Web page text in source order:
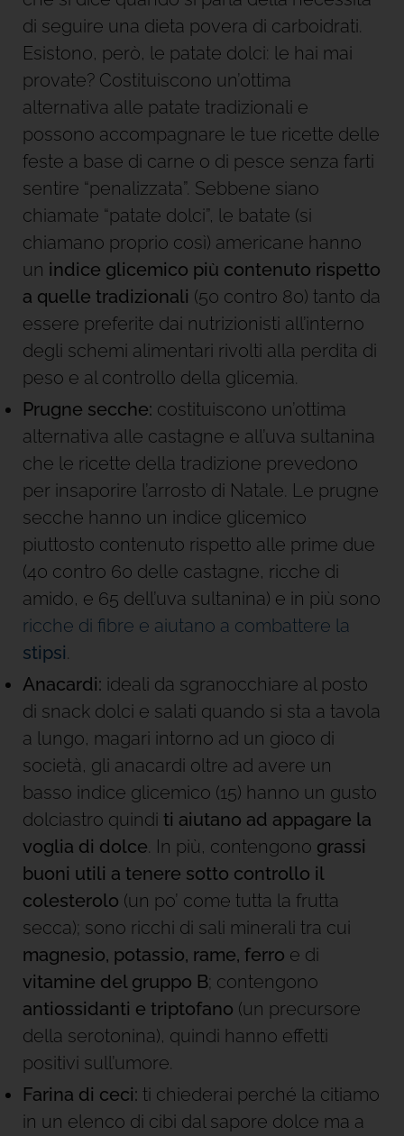
di seguire una dieta povera di carboidrati.
Esistono, però, le patate dolci: le hai mai
provate? Costituiscono un’ottima
alternativa alle patate tradizionali e
possono accompagnare le tue ricette delle
feste a base di carne o di pesce senza farti
sentire “penalizzata”. Sebbene siano
chiamate “patate dolci”, le batate (si
chiamano proprio così) americane hanno
un indice glicemico più contenuto rispetto
a quelle tradizionali (50 contro 80) tanto da
essere preferite dai nutrizionisti all’interno
degli schemi alimentari rivolti alla perdita di
peso e al controllo della glicemia.
Prugne secche: costituiscono un’ottima
alternativa alle castagne e all’uva sultanina
che le ricette della tradizione prevedono
per insaporire l’arrosto di Natale. Le prugne
secche hanno un indice glicemico
piuttosto contenuto rispetto alle prime due
(40 contro 60 delle castagne, ricche di
amido, e 65 dell’uva sultanina) e in più sono
ricche di fibre e aiutano a combattere la
stipsi.
Anacardi: ideali da sgranocchiare al posto
di snack dolci e salati quando si sta a tavola
a lungo, magari intorno ad un gioco di
società, gli anacardi oltre ad avere un
basso indice glicemico (15) hanno un gusto
dolciastro quindi ti aiutano ad appagare la
voglia di dolce. In più, contengono grassi
buoni utili a tenere sotto controllo il
colesterolo (un po’ come tutta la frutta
secca); sono ricchi di sali minerali tra cui
magnesio, potassio, rame, ferro e di
vitamine del gruppo B; contengono
antiossidanti e triptofano (un precursore
della serotonina), quindi hanno effetti
positivi sull’umore.
Farina di ceci: ti chiederai perché la citiamo
in un elenco di cibi dal sapore dolce ma a